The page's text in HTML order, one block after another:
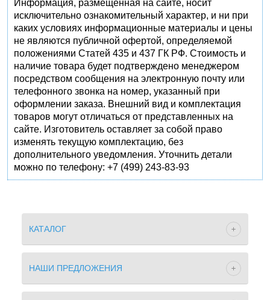
Информация, размещенная на сайте, носит
исключительно ознакомительный характер, и ни при
каких условиях информационные материалы и цены
не являются публичной офертой, определяемой
положениями Статей 435 и 437 ГК РФ. Стоимость и
наличие товара будет подтверждено менеджером
посредством сообщения на электронную почту или
телефонного звонка на номер, указанный при
оформлении заказа. Внешний вид и комплектация
товаров могут отличаться от представленных на
сайте. Изготовитель оставляет за собой право
изменять текущую комплектацию, без
дополнительного уведомления. Уточнить детали
можно по телефону: +7 (499) 243-83-93
КАТАЛОГ
НАШИ ПРЕДЛОЖЕНИЯ